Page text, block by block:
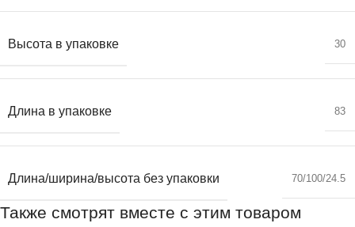
Высота в упаковке 30
Длина в упаковке 83
Длина/ширина/высота без упаковки 70/100/24.5
Также смотрят вместе с этим товаром